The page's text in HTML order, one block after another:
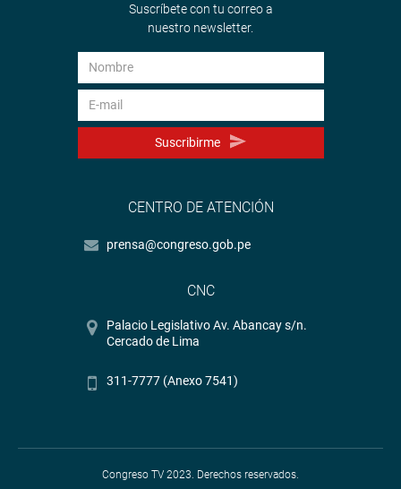
Suscríbete con tu correo a
nuestro newsletter.
Suscribirme
CENTRO DE ATENCIÓN
prensa@congreso.gob.pe
CNC
Palacio Legislativo Av. Abancay s/n.
Cercado de Lima
311-7777 (Anexo 7541)
Congreso TV 2023. Derechos reservados.